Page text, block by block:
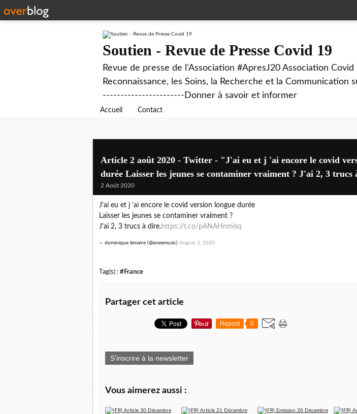
Soutien - Revue de Presse Covid 19
Revue de presse de l'Association #ApresJ20 Association
Reconnaissance, les Soins, la Recherche et la
-----------------------Donner à savoir et informer
Accueil Contact
Article 2 août 2020 - Twitter - "J'ai eu et j 'ai encore le covid
durée Laisser les jeunes se contaminer vraiment ? J'ai 2, 3 trucs
2 Août 2020
J'ai eu et j 'ai encore le covid version longue durée
Laisser les jeunes se contaminer vraiment ?
J'ai 2, 3 trucs à dire.https://t.co/pANAHnmisq
— dominique lemaire (@eneemusic) August 2, 2020
Tag(s) : #France
Partager cet article
Repost 0
S'inscrire à la newsletter
Vous aimerez aussi :